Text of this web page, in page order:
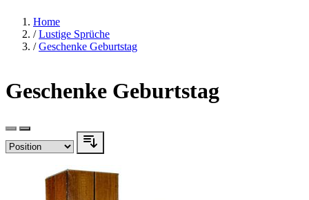
Home
/ Lustige Sprüche
/ Geschenke Geburtstag
Geschenke Geburtstag